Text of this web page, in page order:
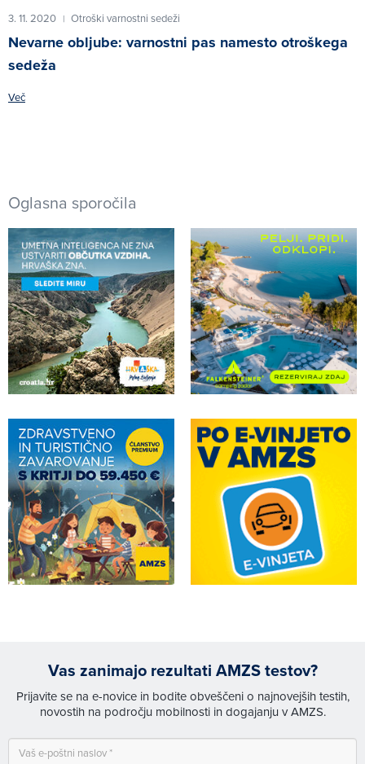
3. 11. 2020 | Otroški varnostni sedeži
Nevarne obljube: varnostni pas namesto otroškega
sedeža
Več
Oglasna sporočila
Vas zanimajo rezultati AMZS testov?
Prijavite se na e-novice in bodite obveščeni o najnovejših testih,
novostih na področju mobilnosti in dogajanju v AMZS.